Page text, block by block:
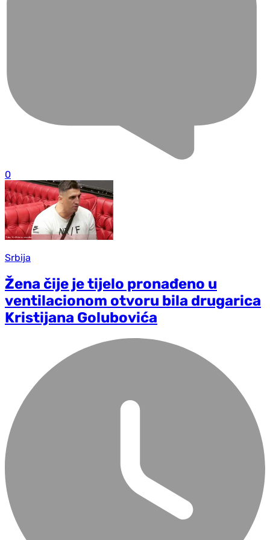
0
Srbija
Žena čije je tijelo pronađeno u
ventilacionom otvoru bila drugarica
Kristijana Golubovića